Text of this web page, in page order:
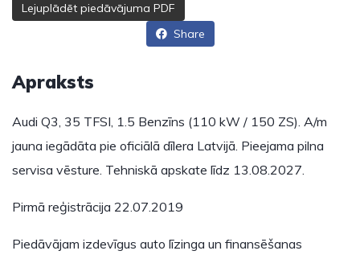
Lejuplādēt piedāvājuma PDF
Share
Apraksts
Audi Q3, 35 TFSI, 1.5 Benzīns (110 kW / 150 ZS). A/m
jauna iegādāta pie oficiālā dīlera Latvijā. Pieejama pilna
servisa vēsture. Tehniskā apskate līdz 13.08.2027.
Pirmā reģistrācija 22.07.2019
Piedāvājam izdevīgus auto līzinga un finansēšanas